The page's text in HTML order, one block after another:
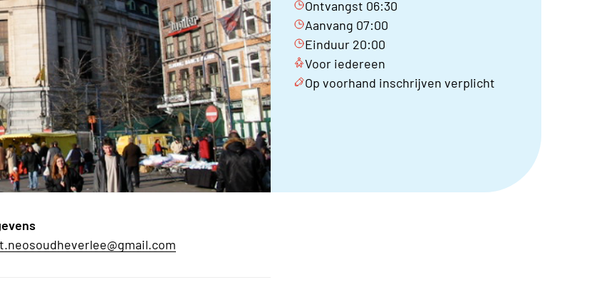
Ontvangst 06:30
Aanvang 07:00
Einduur 20:00
Voor iedereen
Op voorhand inschrijven verplicht